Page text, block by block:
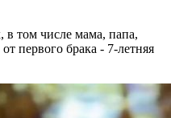
в том числе мама, папа,
первого брака - 7-летняя